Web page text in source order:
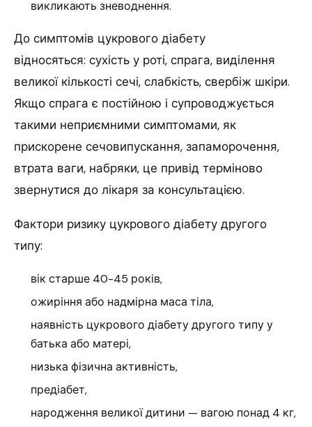
викликають зневоднення.
До симптомів цукрового діабету
відносяться: сухість у роті, спрага, виділення
великої кількості сечі, слабкість, свербіж шкіри.
Якщо спрага є постійною і супроводжується
такими неприємними симптомами, як
прискорене сечовипускання, запаморочення,
втрата ваги, набряки, це привід терміново
звернутися до лікаря за консультацією.
Фактори ризику цукрового діабету другого
типу:
вік старше 40-45 років,
ожиріння або надмірна маса тіла,
наявність цукрового діабету другого типу у
батька або матері,
низька фізична активність,
предіабет,
народження великої дитини — вагою понад 4 кг,